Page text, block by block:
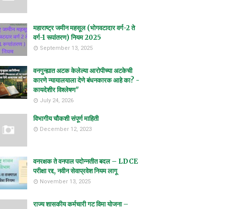
महाराष्ट्र जमीन महसूल (भोगवटादार वर्ग-2 ते
वर्ग-1 रूपांतरण) नियम 2025
September 13, 2025
वनगुन्ह्यात अटक केलेल्या आरोपीच्या अटकेची
कारणे न्यायालयाला देणे बंधनकारक आहे का? -
कायदेशीर विश्लेषण"
July 24, 2026
विभागीय चौकशी संपूर्ण माहिती
December 12, 2023
वनरक्षक ते वनपाल पदोन्नतीत बदल – LDCE
परीक्षा रद्द, नवीन सेवाप्रवेश नियम लागू
November 13, 2025
राज्य शासकीय कर्मचारी गट विमा योजना –